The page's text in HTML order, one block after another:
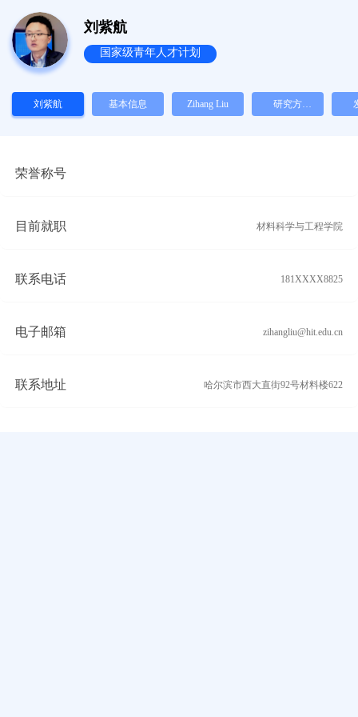
刘紫航
国家级青年人才计划
刘紫航 基本信息 Zihang Liu 研究方
荣誉称号
目前就职 材料科学与工程学院
联系电话 181XXXX8825
电子邮箱 zihangliu@hit.edu.cn
联系地址 哈尔滨市西大直街92号材料楼622